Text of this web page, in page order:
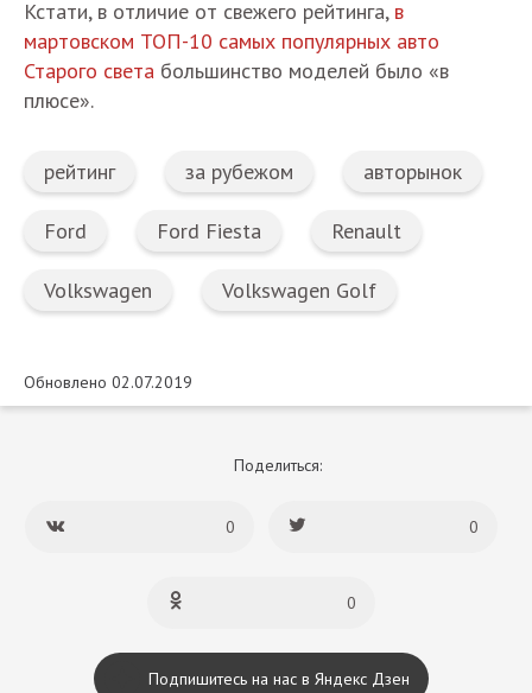
Кстати, в отличие от свежего рейтинга, в
мартовском ТОП-10 самых популярных авто
Старого света большинство моделей было «в
плюсе».
рейтинг за рубежом авторынок
Ford Ford Fiesta Renault
Volkswagen Volkswagen Golf
Обновлено 02.07.2019
Поделиться:
0 0
0
Подпишитесь на нас в Яндекс Дзен